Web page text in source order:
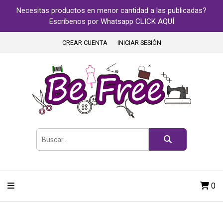
Necesitas productos en menor cantidad a las publicadas?
Escríbenos por Whatsapp CLICK AQUÍ
CREAR CUENTA INICIAR SESIÓN
0